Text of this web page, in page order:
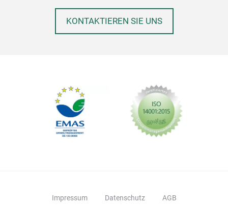
KONTAKTIEREN SIE UNS
Impressum Datenschutz AGB